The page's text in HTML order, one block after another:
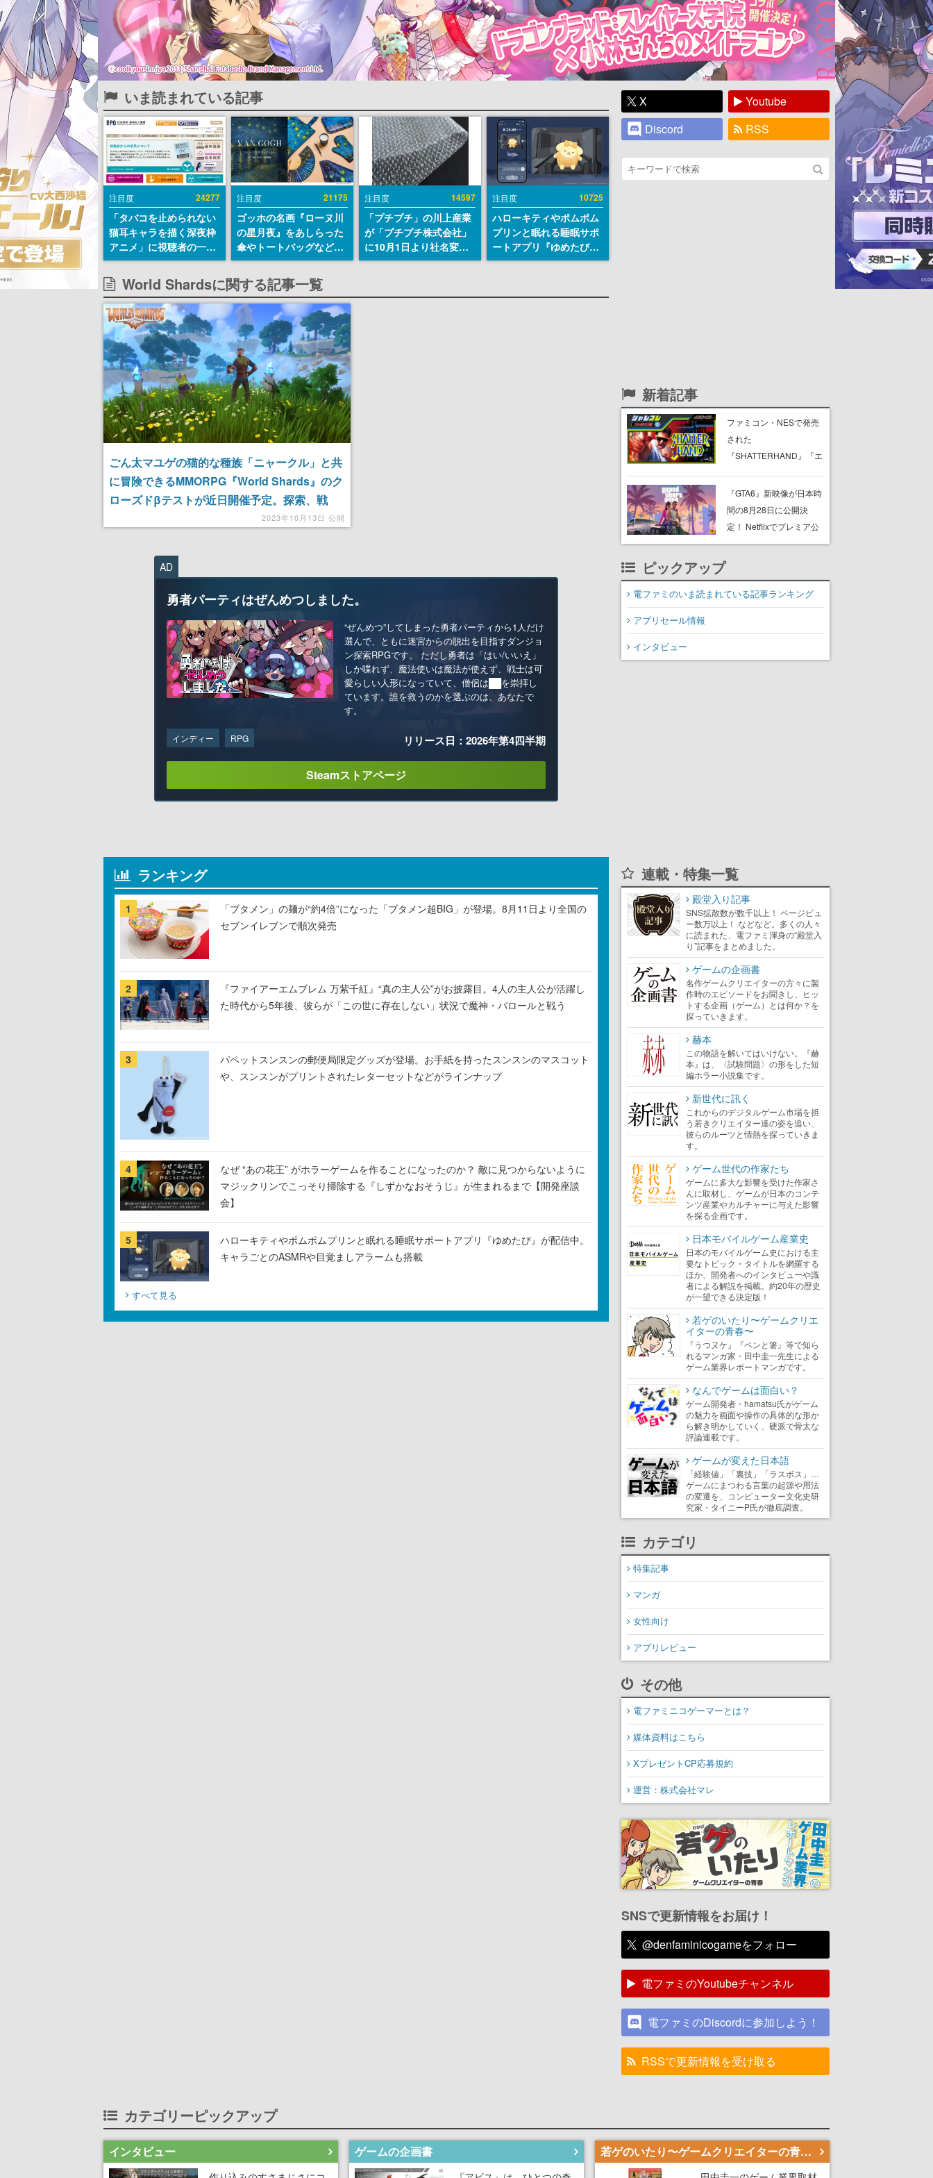
いま読まれている記事
注目度 24277
「タバコを止められない
猫耳キャラを描く深夜枠
アニメ」に視聴者の一部
から批判意見。違法薬物
の使用と思しき描写も含
めて、BPOが議論を交わ
す
注目度 21175
ゴッホの名画『ローヌ川
の星月夜』をあしらった
傘やトートバッグなどが
登場。8月7日21時より2
日間限定で予約販売
注目度 14597
「プチプチ」の川上産業
が「プチプチ株式会社」
に10月1日より社名変更
へ。創業58年で初めての
注目度 10725
ハローキティやポムポム
プリンと眠れる睡眠サポ
ートアプリ『ゆめたび』
が配信中。キャラごとの
World Shardsに関する記事一覧
ごん太マユゲの猫的な種族「ニャークル」と共
に冒険できるMMORPG『World Shards』のク
ローズドβテストが近日開催予定。探索、戦
闘、建築、製作、貿易など幅広いプレイスタイ
2023年10月13日 公開
AD
勇者パーティはぜんめつしました。
“ぜんめつ”してしまった勇者パーティから1人だけ
選んで、ともに迷宮からの脱出を目指すダンジョ
ン探索RPGです。 ただし勇者は「はい/いいえ」
しか喋れず、魔法使いは魔法が使えず、戦士は可
愛らしい人形になっていて、僧侶は██を崇拝し
ています。誰を救うのかを選ぶのは、あなたで
す。
インディー RPG リリース日：2026年第4四半期
Steamストアページ
ランキング
1
「ブタメン」の麺が“約4倍”になった「ブタメン超BIG」が登場。8月11日より全国の
セブンイレブンで順次発売
2
『ファイアーエムブレム 万紫千紅』“真の主人公”がお披露目。4人の主人公が活躍し
た時代から5年後、彼らが「この世に存在しない」状況で魔神・バロールと戦う
3
パペットスンスンの郵便局限定グッズが登場。お手紙を持ったスンスンのマスコット
や、スンスンがプリントされたレターセットなどがラインナップ
4
なぜ “あの花王” がホラーゲームを作ることになったのか？ 敵に見つからないように
マジックリンでこっそり掃除する『しずかなおそうじ』が生まれるまで【開発座談
会】
5
ハローキティやポムポムプリンと眠れる睡眠サポートアプリ『ゆめたび』が配信中。
キャラごとのASMRや目覚ましアラームも搭載
すべて見る
X
Youtube
Discord
RSS
新着記事
ファミコン・NESで発売
された
『SHATTERHAND』『エ
『ふしぎなブロビー ブロ
バニアの危機』が
Nintendo Switchで復刻。
『GTA6』新映像が日本時
間の8月28日に公開決
定！ Netflixでプレミア公
開後、YouTubeや公式サ
ピックアップ
電ファミのいま読まれている記事ランキング
アプリセール情報
インタビュー
連載・特集一覧
殿堂入り記事
SNS拡散数が数千以上！ ページビュ
ー数万以上！ などなど。多くの人々
に読まれた、電ファミ渾身の“殿堂入
り”記事をまとめました。
ゲームの企画書
名作ゲームクリエイターの方々に製
作時のエピソードをお聞きし、ヒッ
トする企画（ゲーム）とは何か？を
探っていきます。
赫本
この物語を解いてはいけない。『赫
本』は、〈試験問題〉の形をした短
編ホラー小説集です。
新世代に訊く
これからのデジタルゲーム市場を担
う若きクリエイター達の姿を追い、
彼らのルーツと情熱を探っていきま
す。
ゲーム世代の作家たち
ゲームに多大な影響を受けた作家さ
んに取材し、ゲームが日本のコンテ
ンツ産業やカルチャーに与えた影響
を探る企画です。
日本モバイルゲーム産業史
日本のモバイルゲーム史における主
要なトピック・タイトルを網羅する
ほか、開発者へのインタビューや識
者による解説を掲載。約20年の歴史
が一望できる決定版！
若ゲのいたり〜ゲームクリエ
イターの青春〜
『うつヌケ』『ペンと箸』等で知ら
れるマンガ家・田中圭一先生による
ゲーム業界レポートマンガです。
なんでゲームは面白い？
ゲーム開発者・hamatsu氏がゲーム
の魅力を画面や操作の具体的な形か
ら解き明かしていく、硬派で骨太な
評論連載です。
ゲームが変えた日本語
「経験値」「裏技」「ラスボス」…
ゲームにまつわる言葉の起源や用法
の変遷を、コンピューター文化史研
究家・タイニーP氏が徹底調査。
カテゴリ
特集記事
マンガ
女性向け
アプリレビュー
その他
電ファミニコゲーマーとは？
媒体資料はこちら
XプレゼントCP応募規約
運営：株式会社マレ
SNSで更新情報をお届け！
@denfaminicogameをフォロー
電ファミのYoutubeチャンネル
電ファミのDiscordに参加しよう！
RSSで更新情報を受け取る
カテゴリーピックアップ
インタビュー ゲームの企画書 若ゲのいたり〜ゲームクリエイターの青春〜